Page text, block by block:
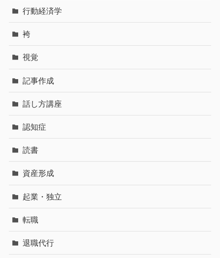
行動経済学
袴
視覚
記事作成
話し方講座
認知症
読書
資産形成
起業・独立
転職
退職代行